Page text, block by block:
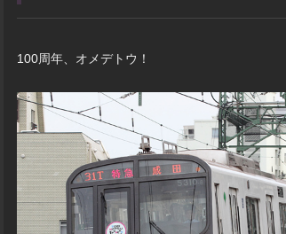
100周年、オメデトウ！